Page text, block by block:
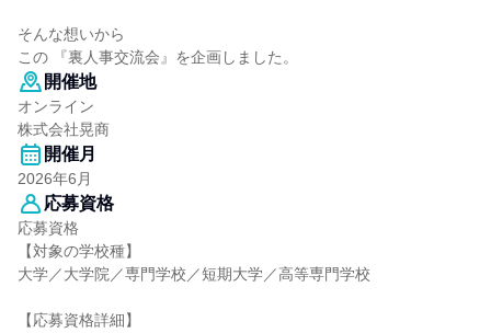
そんな想いから
この 『裏人事交流会』を企画しました。
開催地
オンライン
株式会社晃商
開催月
2026年6月
応募資格
応募資格
【対象の学校種】
大学／大学院／専門学校／短期大学／高等専門学校
【応募資格詳細】